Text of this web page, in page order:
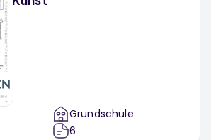
Grundschule
6